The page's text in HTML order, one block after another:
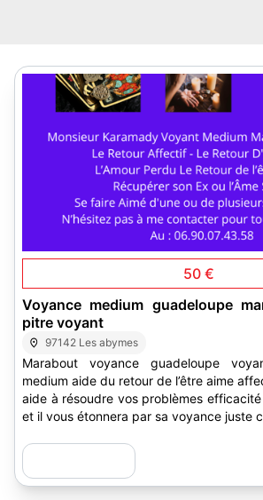
50 €
Voyance medium guadeloupe
pitre voyant
97142 Les abymes
Marabout voyance guadeloupe
medium aide du retour de l’être aime affection fidélité. il vous
aide à résoudre vos problèmes efficacité rapidité et sérieux.
et il